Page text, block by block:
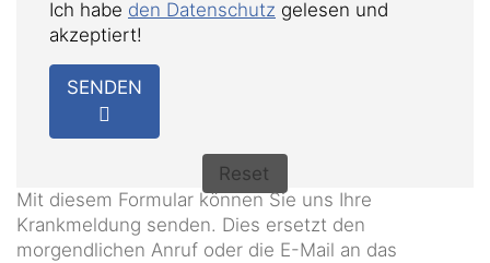
Ich habe den Datenschutz gelesen und
akzeptiert!
SENDEN
Reset
Mit diesem Formular können Sie uns Ihre
Krankmeldung senden. Dies ersetzt den
morgendlichen Anruf oder die E-Mail an das